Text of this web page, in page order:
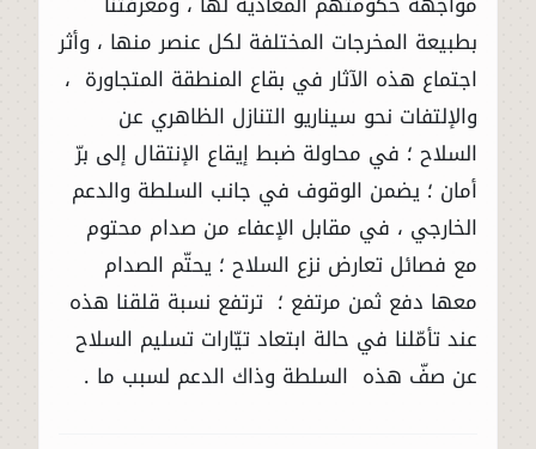
بطبيعة المخرجات المختلفة لكل عنصر منها ، وأثر
اجتماع هذه الآثار في بقاع المنطقة المتجاورة ،
والإلتفات نحو سيناريو التنازل الظاهري عن
السلاح ؛ في محاولة ضبط إيقاع الإنتقال إلى برّ
أمان ؛ يضمن الوقوف في جانب السلطة والدعم
الخارجي ، في مقابل الإعفاء من صدام محتوم
مع فصائل تعارض نزع السلاح ؛ يحتّم الصدام
معها دفع ثمن مرتفع ؛ ترتفع نسبة قلقنا هذه
عند تأمّلنا في حالة ابتعاد تيّارات تسليم السلاح
عن صفّ هذه السلطة وذاك الدعم لسبب ما .